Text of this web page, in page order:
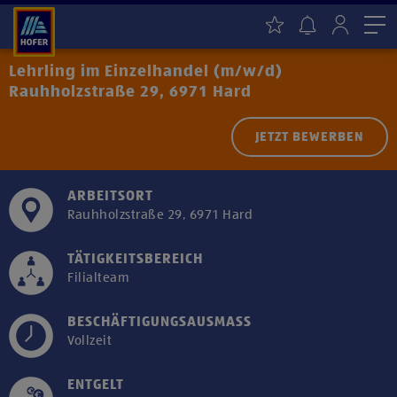
Lehrling im Einzelhandel (m/w/d)
Rauhholzstraße 29, 6971 Hard
JETZT BEWERBEN
ARBEITSORT
Rauhholzstraße 29, 6971 Hard
TÄTIGKEITSBEREICH
Filialteam
BESCHÄFTIGUNGSAUSMASS
Vollzeit
ENTGELT